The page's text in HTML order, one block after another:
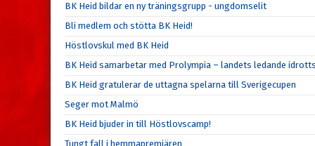
BK Heid bildar en ny träningsgrupp - ungdomselit
Bli medlem och stötta BK Heid!
Höstlovskul med BK Heid
BK Heid samarbetar med Prolympia – landets ledande
BK Heid gratulerar de uttagna spelarna till Sverigecupen
Seger mot Malmö
BK Heid bjuder in till Höstlovscamp!
Tungt fall i hemmapremiären